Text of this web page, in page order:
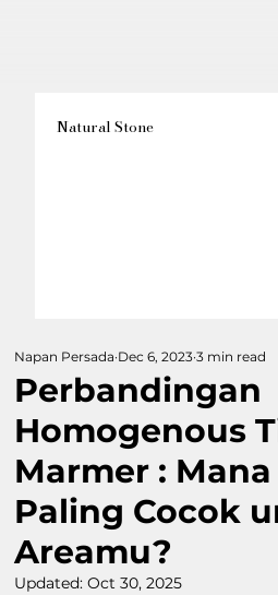
Perbandingan
Homogenous
Marmer :
Paling Cocok
Areamu?
Napan Persada Dec 6, 2023 3 min read
Updated:Oct 30, 2025
Natural Stone